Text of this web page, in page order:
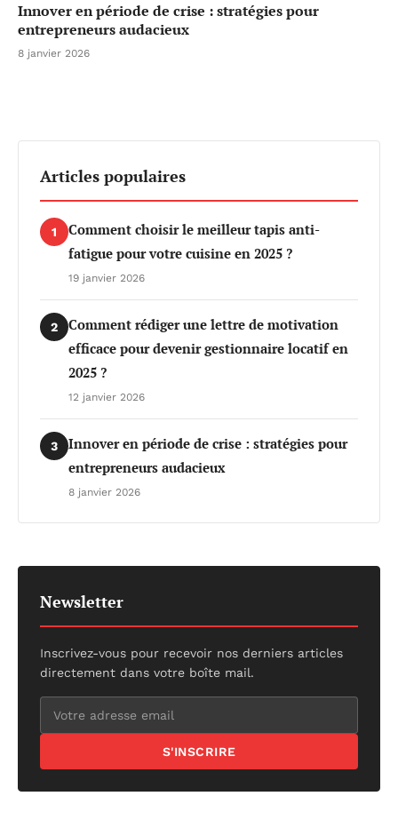
Innover en période de crise : stratégies pour
entrepreneurs audacieux
8 janvier 2026
Articles populaires
1
Comment choisir le meilleur tapis anti-
fatigue pour votre cuisine en 2025 ?
19 janvier 2026
2
Comment rédiger une lettre de motivation
efficace pour devenir gestionnaire locatif en
2025 ?
12 janvier 2026
3
Innover en période de crise : stratégies pour
entrepreneurs audacieux
8 janvier 2026
Newsletter
Inscrivez-vous pour recevoir nos derniers articles
directement dans votre boîte mail.
S'INSCRIRE